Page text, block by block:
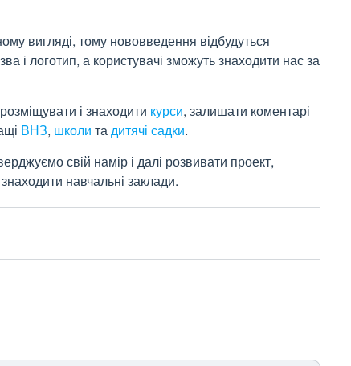
вигляді, тому нововведення відбудуться
і логотип, а користувачі зможуть знаходити нас за
і знаходити курси, залишати коментарі
ВНЗ, школи тадитячі садки.
свій намір і далі розвивати проект,
навчальні заклади.